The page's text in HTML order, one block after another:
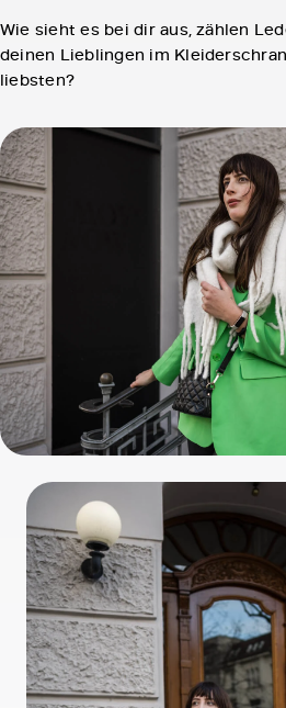
Wie sieht es bei dir aus, zählen
deinen Lieblingen im
liebsten?